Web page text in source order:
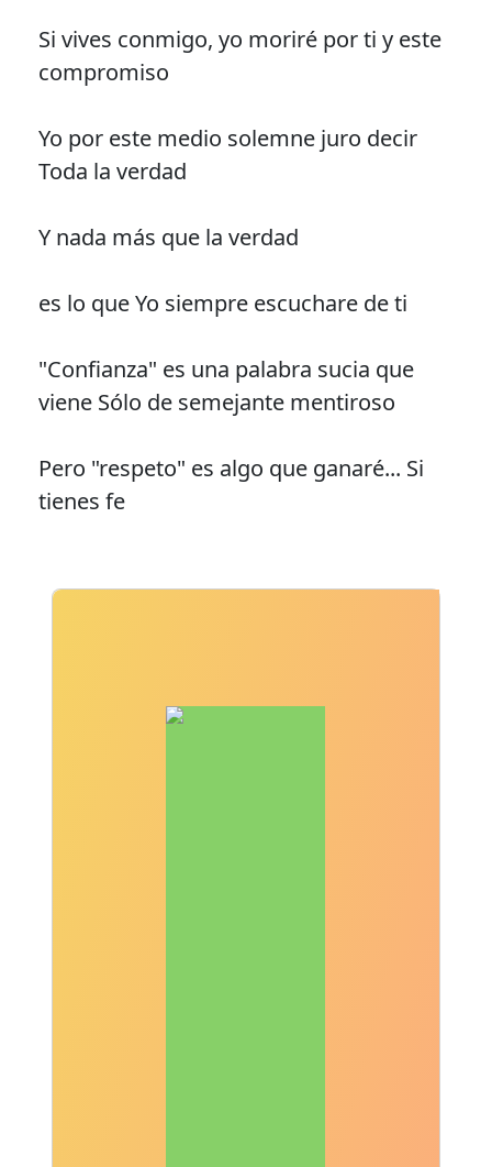
Si vives conmigo, yo moriré por ti y este
compromiso
Yo por este medio solemne juro decir
Toda la verdad
Y nada más que la verdad
es lo que Yo siempre escuchare de ti
"Confianza" es una palabra sucia que
viene Sólo de semejante mentiroso
Pero "respeto" es algo que ganaré... Si
tienes fe